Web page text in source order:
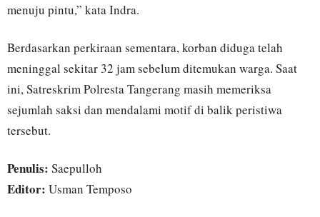
menuju pintu,” kata Indra.
Berdasarkan perkiraan sementara, korban diduga telah
meninggal sekitar 32 jam sebelum ditemukan warga. Saat
ini, Satreskrim Polresta Tangerang masih memeriksa
sejumlah saksi dan mendalami motif di balik peristiwa
tersebut.
Penulis: Saepulloh
Editor: Usman Temposo